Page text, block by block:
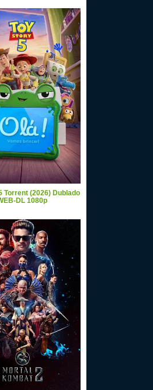
Torrent (2026) Dublado
DL 1080p